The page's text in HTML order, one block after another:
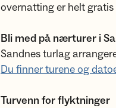
overnatting er helt
Bli med på nærturer i
Sandnes turlag
Du finner turene og
Turvenn for flyktninger